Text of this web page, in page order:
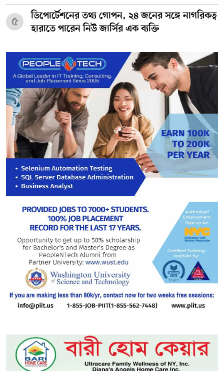
৫
ডিপোর্টেশনের তথ্য গোপন, ২৪ জনের সঙ্গে নাগরিকত্ব
হারাতে পারেন নিউ জার্সির এক ব্যক্তি